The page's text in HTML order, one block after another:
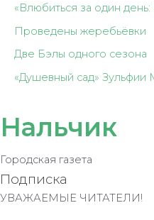
«Влюбиться за один день:
Проведены жеребьёвки
Две Бэлы одного сезона
«Душевный сад» Зульфии
Нальчик
Городская газета
Подписка
УВАЖАЕМЫЕ ЧИТАТЕЛИ!